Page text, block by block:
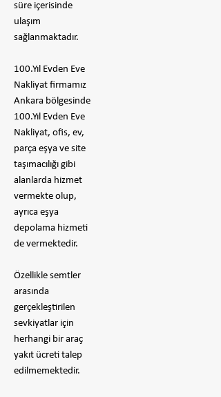
süre içerisinde
ulaşım
sağlanmaktadır.
100.Yıl Evden Eve
Nakliyat firmamız
Ankara bölgesinde
100.Yıl Evden Eve
Nakliyat, ofis, ev,
parça eşya ve site
taşımacılığı gibi
alanlarda hizmet
vermekte olup,
ayrıca eşya
depolama hizmeti
de vermektedir.
Özellikle semtler
arasında
gerçekleştirilen
sevkiyatlar için
herhangi bir araç
yakıt ücreti talep
edilmemektedir.